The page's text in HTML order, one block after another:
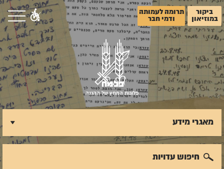
ביקור
במוזיאון
תרומה לעמותה
ודמי חבר
פלוגות המחץ של ההגנה
מאגרי מידע
חיפוש עדויות